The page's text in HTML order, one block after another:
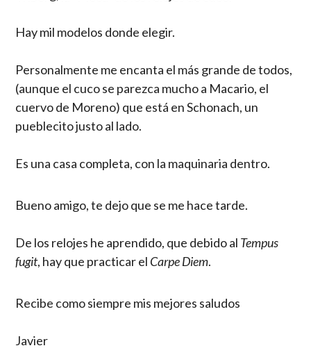
Hay mil modelos donde elegir.
Personalmente me encanta el más grande de todos,
(aunque el cuco se parezca mucho a Macario, el
cuervo de Moreno) que está en Schonach, un
pueblecito justo al lado.
Es una casa completa, con la maquinaria dentro.
Bueno amigo, te dejo que se me hace tarde.
De los relojes he aprendido, que debido al Tempus
fugit, hay que practicar el Carpe Diem.
Recibe como siempre mis mejores saludos
Javier